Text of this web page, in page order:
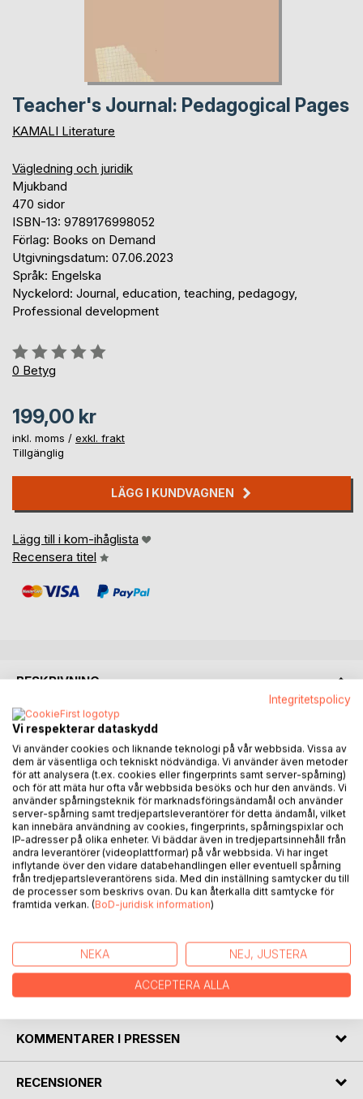
Teacher's Journal: Pedagogical Pages
KAMALI Literature
Vägledning och juridik
Mjukband
470 sidor
ISBN-13: 9789176998052
Förlag: Books on Demand
Utgivningsdatum: 07.06.2023
Språk: Engelska
Nyckelord: Journal, education, teaching, pedagogy,
Professional development
Betyg::
0%
0 Betyg
199,00 kr
inkl. moms / exkl. frakt
Tillgänglig
LÄGG I KUNDVAGNEN
Lägg till i kom-ihåglista
Recensera titel
BESKRIVNING
Welcome to "Teacher's Journal: Pedagogical Pages," a
journal capturing the transformative power of education
and your impact as an educator.
This journal is a canvas for your thoughts, daily plans,
dreams, and reflections as you navigate the joys and
complexities of teaching. Cherish the moments, learn from
the challenges, and embrace growth.
May it inspire and empower you, reminding you of the
incredible community of educators supporting one another.
Treasure this journal as a keepsake of your remarkable
teaching journey.
Embrace the journey. Embrace the power of education. Let
walk as an educator.
FÖRFATTARE
KOMMENTARER I PRESSEN
RECENSIONER
Integritetspolicy
Vi respekterar dataskydd
Vi använder cookies och liknande teknologi på vår webbsida. Vissa av
dem är väsentliga och tekniskt nödvändiga. Vi använder även metoder
för att analysera (t.ex. cookies eller fingerprints samt server-spårning)
och för att mäta hur ofta vår webbsida besöks och hur den används. Vi
använder spårningsteknik för marknadsföringsändamål och använder
server-spårning samt tredjepartsleverantörer för detta ändamål, vilket
kan innebära användning av cookies, fingerprints, spårningspixlar och
IP-adresser på olika enheter. Vi bäddar även in tredjepartsinnehåll från
andra leverantörer (videoplattformar) på vår webbsida. Vi har inget
inflytande över den vidare databehandlingen eller eventuell spårning
från tredjepartsleverantörens sida. Med din inställning samtycker du till
de processer som beskrivs ovan. Du kan återkalla ditt samtycke för
framtida verkan. (BoD-juridisk information)
NEKA NEJ, JUSTERA
ACCEPTERA ALLA